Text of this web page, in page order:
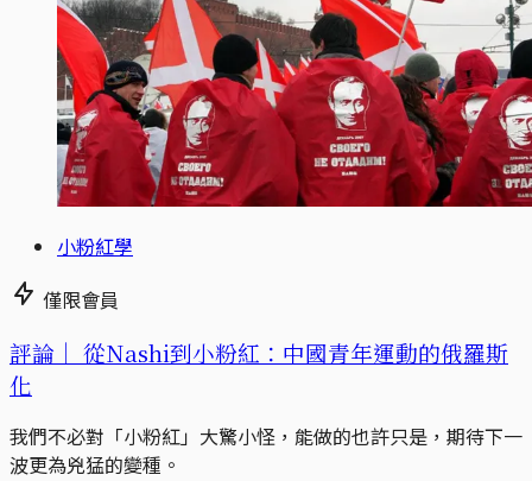
小粉紅學
僅限會員
評論｜ 從Nashi到小粉紅：中國青年運動的俄羅斯
化
我們不必對「小粉紅」大驚小怪，能做的也許只是，期待下一
波更為兇猛的變種。